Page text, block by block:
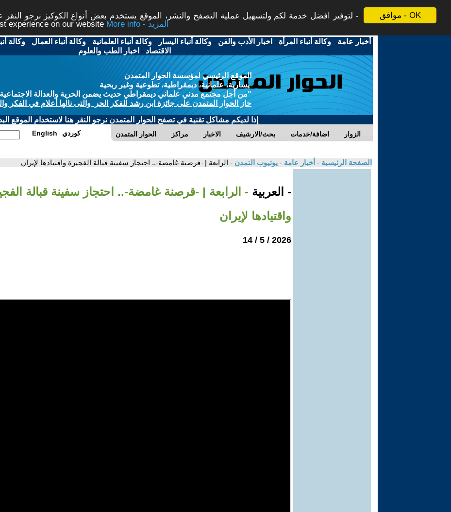
موافق - OK
لتوفير افضل خدمة لكم ولتسهيل عملية التصفح والنشر، الموقع يستخدم بعض أنواع الكوكيز نرجو
experience on our website
More info - المزيد
أخبار عامة -وكالة أنباء المرأة - اخبار الأدب والفن -وكالة أنباء اليسار -وكالة أنباء العلمانية -وكالة أنباء العمال -وكالة
الاقتصاد - اخبار الطب والعلوم
الموقع الرئيسي لمؤسسة الحوار المتمدن
يسارية، علمانية، ديمقراطية، تطوعية وغير ربحية
"من أجل مجتمع مدني علماني ديمقراطي حديث يضمن الحرية والعدالة الاجتماعية
حاز الحوار المتمدن على جائزة ابن رشد للفكر الحر والتى نالها أعلام في الفكر
إذا لديكم مشاكل تقنية في تصفح الحوار المتمدن نرجو النقر هنا لاستخدام الموقع
الحوار المتمدن مراكز الاخبار بحث/الارشيف اضافة/خدمات الزوار English كوردي
الصفحة الرئيسية - أخبار عامة - يوتيوب التمدن - الرابعة | -قرصنة غامضة-.. احتجاز سفينة قبالة الفجيرة واقتيادها لإيران
- العربية - الرابعة | -قرصنة غامضة-.. احتجاز سفينة قبالة
واقتيادها لإيران
2026 / 5 / 14